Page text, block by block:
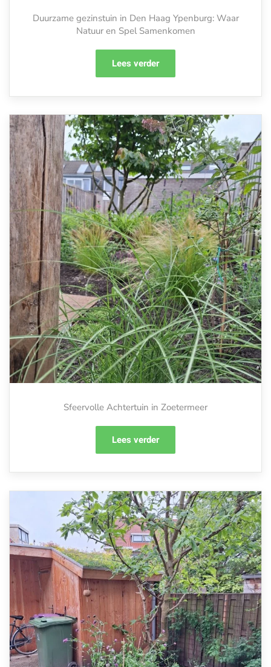
Duurzame gezinstuin in Den Haag Ypenburg: Waar
Natuur en Spel Samenkomen
Lees verder
Sfeervolle Achtertuin in Zoetermeer
Lees verder